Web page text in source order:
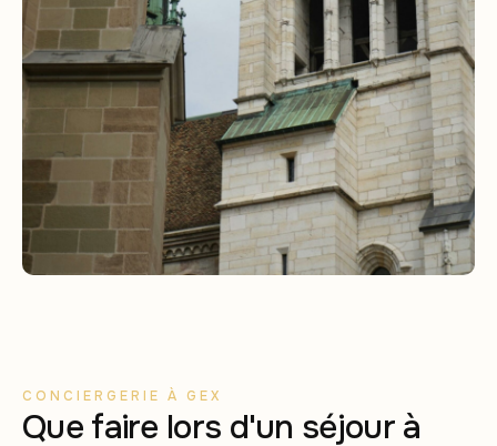
CONCIERGERIE À GEX
Que faire lors d'un séjour à